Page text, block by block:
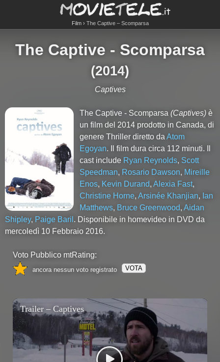
Film The Captive – Scomparsa
The Captive - Scomparsa
(2014)
Captives
The Captive - Scomparsa(Captives) è
un film del 2014 prodotto in Canada, di
genere Thriller diretto daAtom
Egoyan. Il film dura circa 112 minuti. Il
cast include Ryan Reynolds, Scott
Speedman, Rosario Dawson, Mireille
Enos, Kevin Durand,Alexia Fast,
Christine Horne,Arsinée Khanjian, Ian
Matthews, Bruce Greenwood,Aidan
Shipley, Paige Baril . Disponibile in homevideo in DVD da
mercoledì 10 Febbraio 2016.
Voto Pubblico mtRating:
ancora nessun voto registrato VOTA